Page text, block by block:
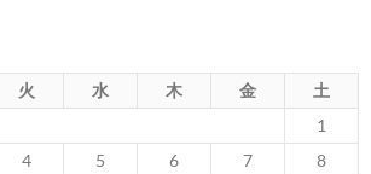
火 水 木 金
土
1
4 5 6 7
8